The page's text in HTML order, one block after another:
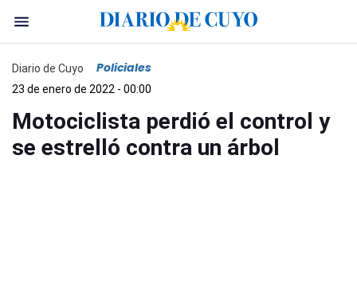
Diario de Cuyo Policiales
23 de enero de 2022 - 00:00
Motociclista perdió el control y
se estrelló contra un árbol